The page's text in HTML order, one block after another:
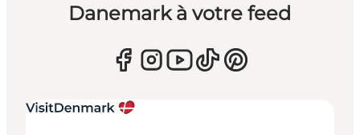
Danemark à votre feed